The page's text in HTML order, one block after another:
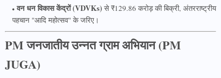
वन धन विकास केंद्रों (VDVKs)से ₹129.86 करोड़ की बिक्री, अंतरराष्ट्रीय
पहचान "आदि महोत्सव" के जरिए।
PM जनजातीय उन्नत ग्राम अभियान (PM
JUGA)